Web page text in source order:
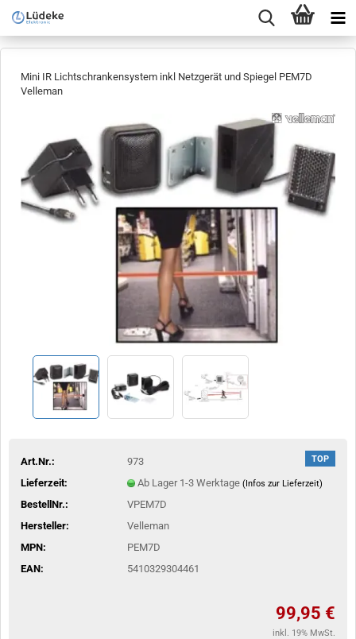
Mini IR Lichtschrankensystem inkl Netzgerät und Spiegel PEM7D
Velleman
TOP
Art.Nr.:
973
Lieferzeit:
Ab Lager 1-3 Werktage (Infos zur Lieferzeit)
BestellNr.:
VPEM7D
Hersteller:
Velleman
MPN:
PEM7D
EAN:
5410329304461
99,95 €
inkl. 19% MwSt.